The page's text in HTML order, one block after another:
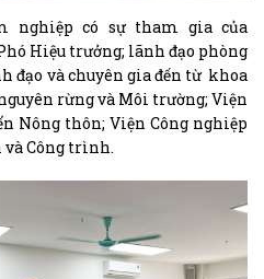
nghiệp có sự tham gia của
Hiệu trưởng; lãnh đạo phòng
đạo và chuyên gia đến từ khoa
rừng và Môi trường; Viện
Nông thôn; Viện Công nghiệp
và Công trình.